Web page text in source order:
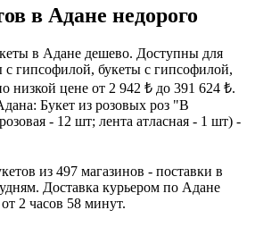
в Адане недорого
в Адане дешево. Доступны для
с гипсофилой, букеты с гипсофилой,
низкой цене от 2 942 ₺ до 391 624 ₺.
Букет из розовых роз "В
- 12 шт; лента атласная - 1 шт) -
из 497 магазинов - поставки в
Доставка курьером по Адане
2 часов 58 минут.